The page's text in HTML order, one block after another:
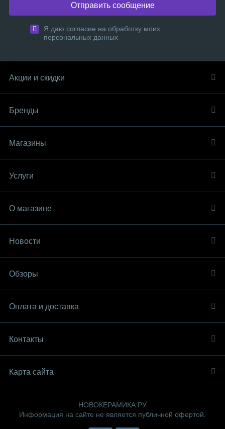
Отправить сообщение
Я даю согласие на обработку моих
персональных данных
Акции и скидки
Бренды
Магазины
Услуги
О магазине
Новости
Обзоры
Оплата и доставка
Контакты
Карта сайта
НОВОКЕРАМИКА.РУ
Информация на сайте не является публичной офертой.